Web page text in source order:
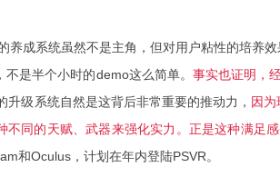
养成系统虽然不是主角，但对用户粘性的培养
是半个小时的demo这么简单。 事实也证明，
升级系统自然是这背后非常重要的推动力， 因为
不同的天赋、武器来强化实力。正是这种满足
和Oculus，计划在年内登陆PSVR。